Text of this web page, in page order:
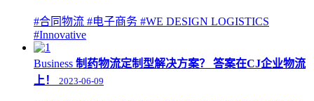
#合同物流 #电子商务 #WE DESIGN LOGISTICS
#Innovative
Business 制药物流定制型解决方案？ 答案在CJ企业物流
上！
2023-06-09